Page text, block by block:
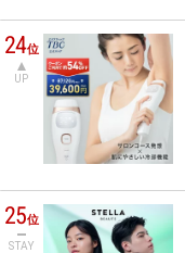
24位
UP
25位
STAY